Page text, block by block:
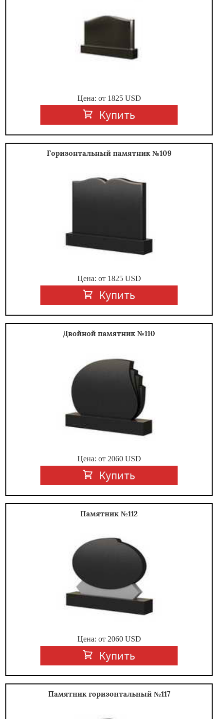
Цена: от 1825USD
Купить
Горизонтальный памятник №109
Цена: от 1825USD
Купить
Двойной памятник №110
Цена: от 2060USD
Купить
Памятник №112
Цена: от 2060USD
Купить
Памятник горизонтальный №117